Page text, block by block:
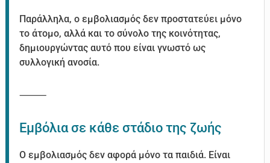
Παράλληλα, ο εμβολιασμός δεν προστατεύει μόνο
το άτομο, αλλά και το σύνολο της κοινότητας,
δημιουργώντας αυτό που είναι γνωστό ως
συλλογική ανοσία.
⸻
Εμβόλια σε κάθε στάδιο της ζωής
Ο εμβολιασμός δεν αφορά μόνο τα παιδιά. Είναι